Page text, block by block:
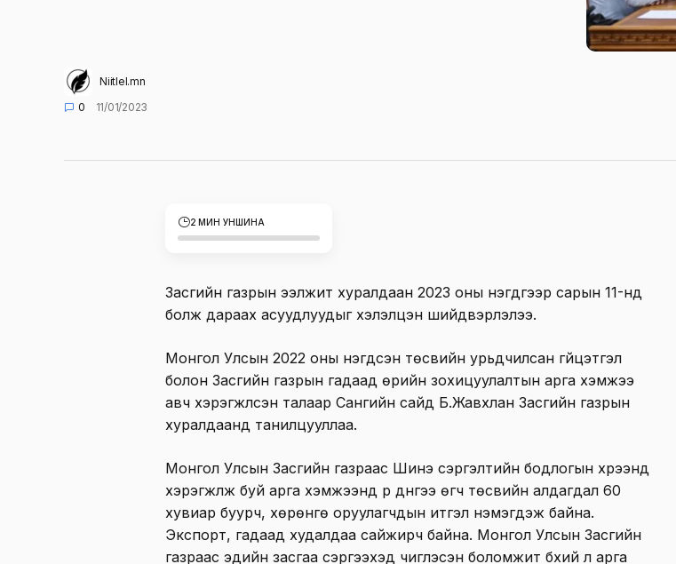
Niitlel.mn
0
11/01/2023
2 МИН УНШИНА
Засгийн газрын ээлжит хуралдаан 2023 оны нэгдүгээр сарын 11-нд
болж дараах асуудлуудыг хэлэлцэн шийдвэрлэлээ.
Монгол Улсын 2022 оны нэгдсэн төсвийн урьдчилсан гүйцэтгэл
болон Засгийн газрын гадаад өрийн зохицуулалтын арга хэмжээ
авч хэрэгжүүлсэн талаар Сангийн сайд Б.Жавхлан Засгийн газрын
хуралдаанд танилцууллаа.
Монгол Улсын Засгийн газраас Шинэ сэргэлтийн бодлогын хүрээнд
хэрэгжүүлж буй арга хэмжээнүүд үр дүнгээ өгч төсвийн алдагдал 60
хувиар буурч, хөрөнгө оруулагчдын итгэл нэмэгдэж байна.
Экспорт, гадаад худалдаа сайжирч байна. Монгол Улсын Засгийн
газраас эдийн засгаа сэргээхэд чиглэсэн боломжит бүхий л арга